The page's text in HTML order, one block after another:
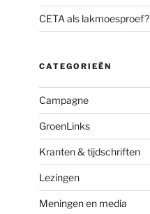
CETA als lakmoesproef?
CATEGORIEËN
Campagne
GroenLinks
Kranten & tijdschriften
Lezingen
Meningen en media